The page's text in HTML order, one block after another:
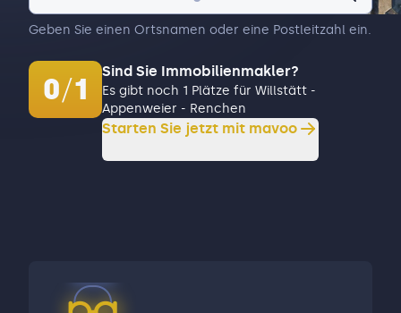
Geben Sie einen Ortsnamen oder eine Postleitzahl ein.
0/1
Sind Sie Immobilienmakler?
Es gibt noch 1 Plätze für Willstätt -
Appenweier - Renchen
Starten Sie jetzt mit mavoo